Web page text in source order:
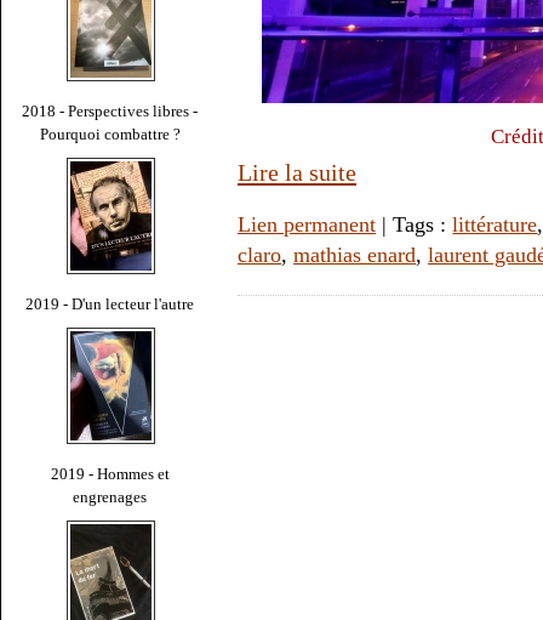
2018 - Perspectives libres -
Pourquoi combattre ?
2019 - D'un lecteur l'autre
2019 - Hommes et
engrenages
Lire la suite
Lien permanent | Tags :littérature
claro, mathias enard, laurent